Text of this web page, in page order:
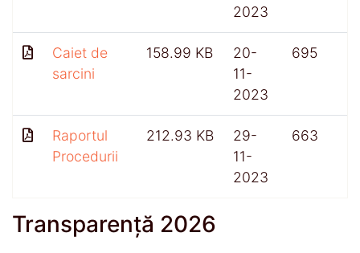
2023
Caiet de
sarcini
158.99 KB
20-
11-
2023
695
Raportul
Procedurii
212.93 KB
29-
11-
2023
663
Transparență 2026